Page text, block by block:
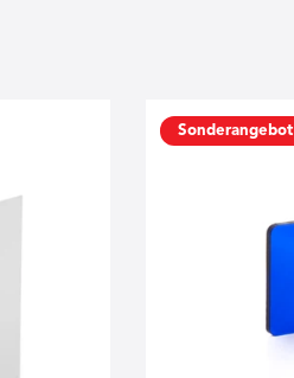
Sonderangebot